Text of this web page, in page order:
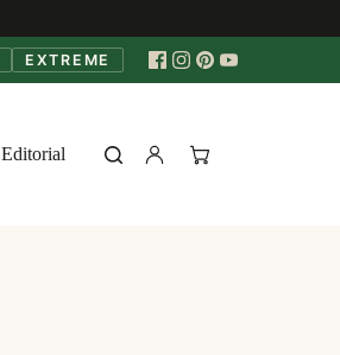
EXTREME
Editorial